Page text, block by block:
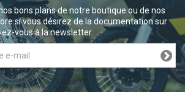
bons plans de notre boutique ou de nos
si vous désirez de la documentation sur
vous à la newsletter.